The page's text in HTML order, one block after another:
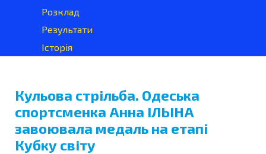
Розклад
Результати
Історія
Кульова стрільба. Одеська
спортсменка Анна ІЛЬІНА
завоювала медаль на етапі
Кубку світу